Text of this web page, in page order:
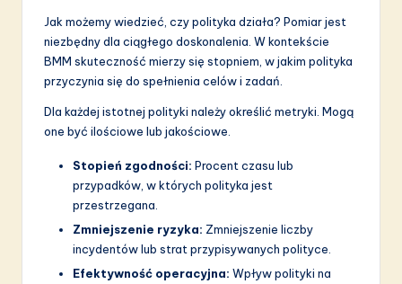
Jak możemy wiedzieć, czy polityka działa? Pomiar jest
niezbędny dla ciągłego doskonalenia. W kontekście
BMM skuteczność mierzy się stopniem, w jakim polityka
przyczynia się do spełnienia celów i zadań.
Dla każdej istotnej polityki należy określić metryki. Mogą
one być ilościowe lub jakościowe.
Stopień zgodności: Procent czasu lub
przypadków, w których polityka jest
przestrzegana.
Zmniejszenie ryzyka: Zmniejszenie liczby
incydentów lub strat przypisywanych polityce.
Efektywność operacyjna: Wpływ polityki na